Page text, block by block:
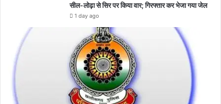
सील-लोढ़ा से सिर पर किया वार; गिरफ्तार कर भेजा गया जेल
1 day ago